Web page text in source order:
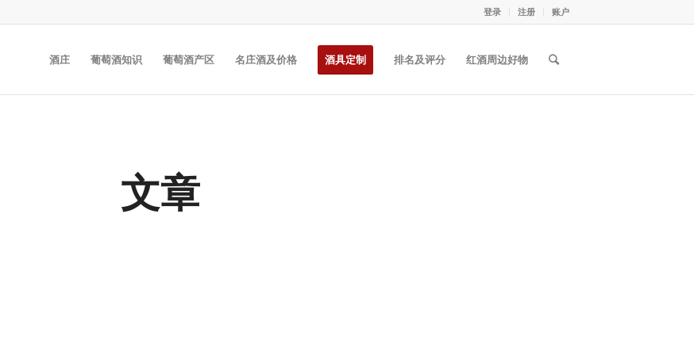
登录 注册 账户
酒庄 葡萄酒知识 葡萄酒产区 名庄酒及价格 酒具定制 排名及评分 红酒周边好物
文章